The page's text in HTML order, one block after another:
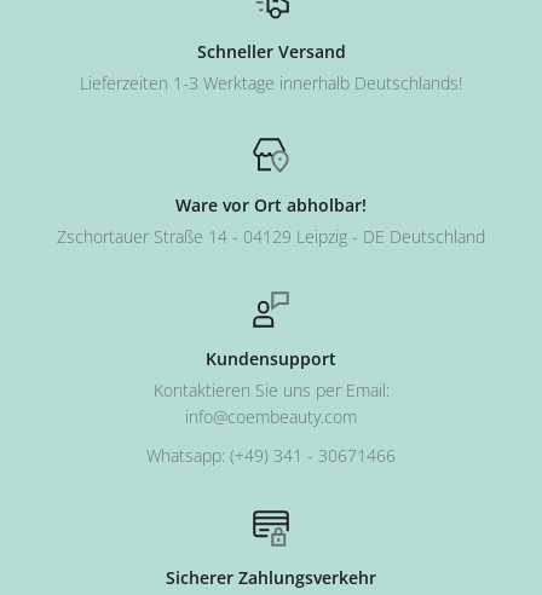
Schneller Versand
Lieferzeiten 1-3 Werktage innerhalb Deutschlands!
Ware vor Ort abholbar!
Zschortauer Straße 14 - 04129 Leipzig - DE Deutschland
Kundensupport
Kontaktieren Sie uns per Email:
info@coembeauty.com
Whatsapp: (+49) 341 - 30671466
Sicherer Zahlungsverkehr